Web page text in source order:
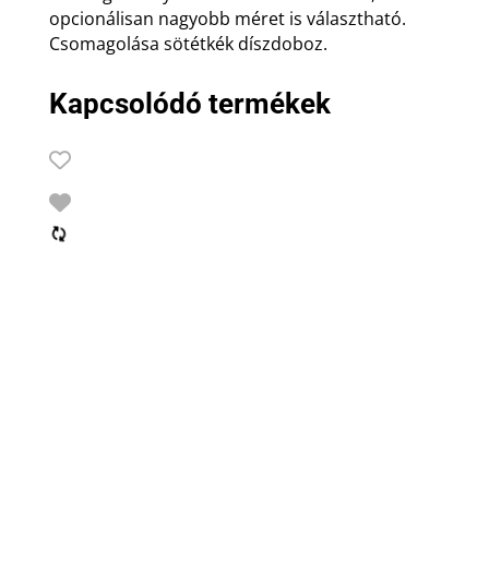
opcionálisan nagyobb méret is választható.
Csomagolása sötétkék díszdoboz.
Kapcsolódó termékek